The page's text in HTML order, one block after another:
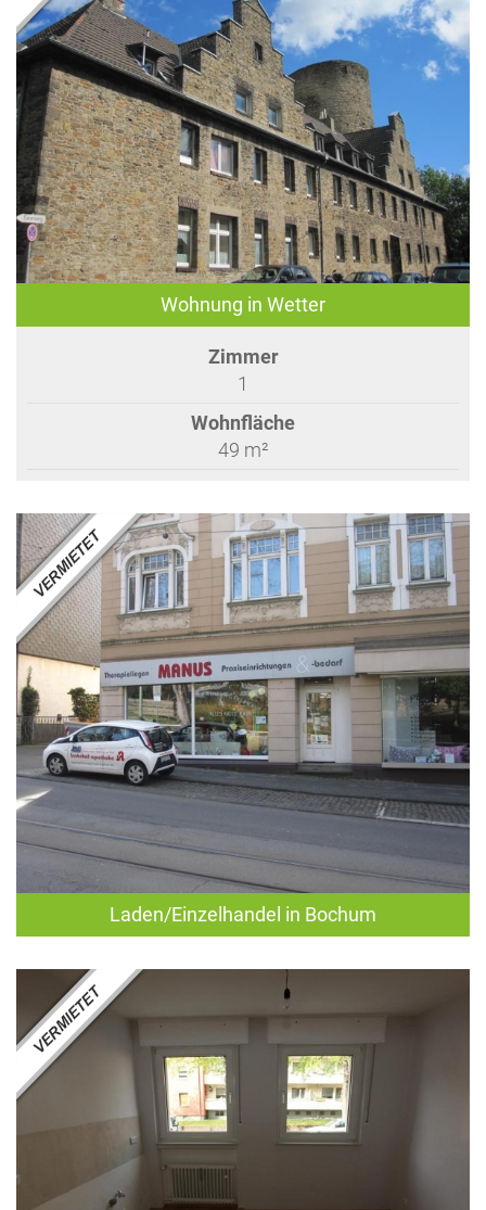
Wohnung in Wetter
Zimmer
1
Wohnfläche
49 m²
Laden/Einzelhandel in Bochum